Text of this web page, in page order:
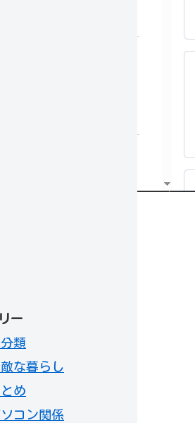
ー
類
な暮らし
め
コン関係